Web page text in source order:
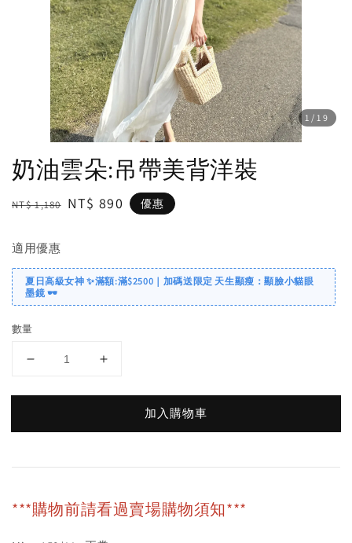
1 /19
奶油雲朵:吊帶美背洋裝
Regular
NT$ 1,180 Sale
NT$ 890 優惠
適用優惠
夏日高級女神 ✨滿額:滿$2500｜加碼送限定 天生顯瘦：顯臉小貓眼
墨鏡 🕶️
數量
加入購物車
***購物前請看過賣場購物須知***